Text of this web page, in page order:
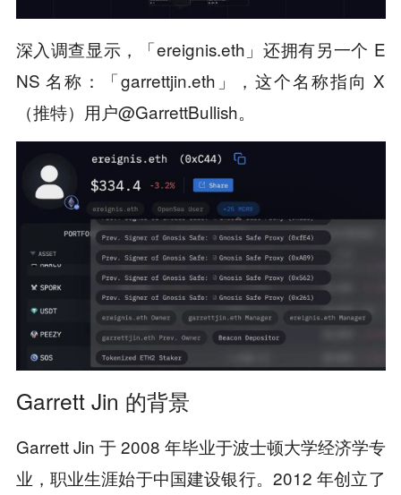
深入调查显示，「ereignis.eth」还拥有另一个 E
NS 名称：「garrettjin.eth」，这个名称指向 X
（推特）用户@GarrettBullish。
Garrett Jin 的背景
Garrett Jin 于 2008 年毕业于波士顿大学经济学专
业，职业生涯始于中国建设银行。2012 年创立了